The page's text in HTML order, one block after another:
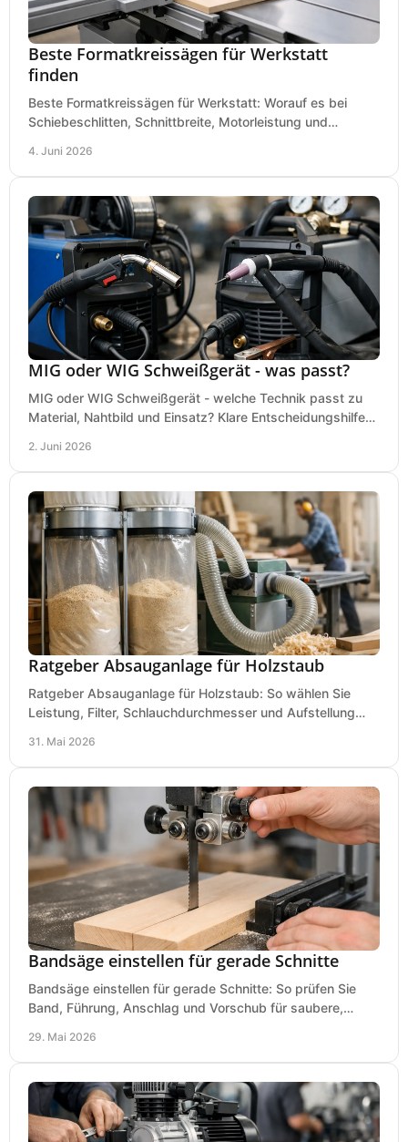
Beste Formatkreissägen für Werkstatt
finden
Beste Formatkreissägen für Werkstatt: Worauf es bei
Schiebeschlitten, Schnittbreite, Motorleistung und
4. Juni 2026
MIG oder WIG Schweißgerät - was passt?
MIG oder WIG Schweißgerät - welche Technik passt zu
Material, Nahtbild und Einsatz? Klare Entscheidungshilfe
2. Juni 2026
Ratgeber Absauganlage für Holzstaub
Ratgeber Absauganlage für Holzstaub: So wählen Sie
Leistung, Filter, Schlauchdurchmesser und Aufstellung
31. Mai 2026
Bandsäge einstellen für gerade Schnitte
Bandsäge einstellen für gerade Schnitte: So prüfen Sie
Band, Führung, Anschlag und Vorschub für saubere,
29. Mai 2026